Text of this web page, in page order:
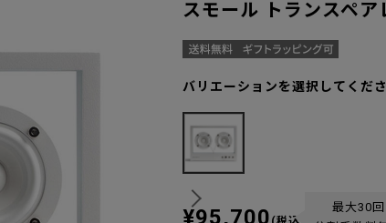
スモール トランスペ
バリエーションを選択してくだ
¥95,700
最大30回